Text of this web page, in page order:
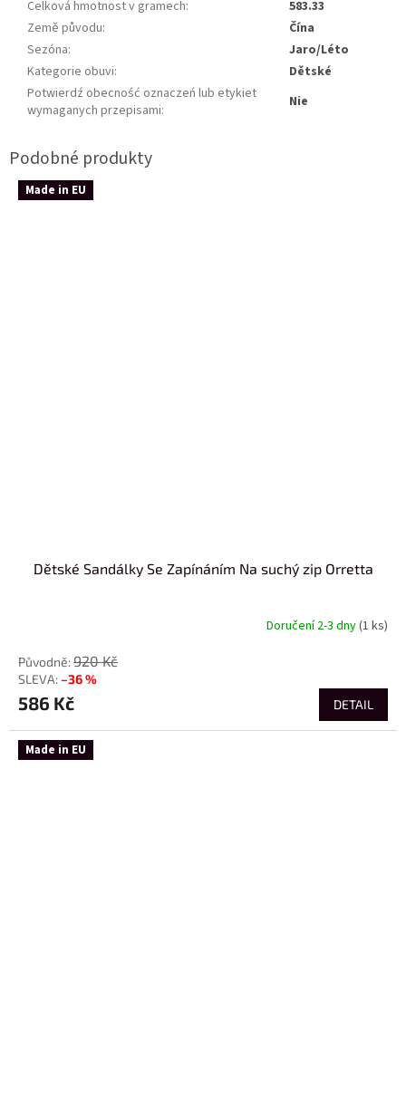
Celková hmotnost v gramech:
583.33
Země původu:
Čína
Sezóna:
Jaro/Léto
Kategorie obuvi:
Dětské
Potwierdź obecność oznaczeń lub etykiet
wymaganych przepisami: Nie
Made in EU
Dětské Sandálky Se Zapínáním Na suchý zip Orretta
Doručení 2-3 dny(1 ks)
920 Kč
–36 %
586 Kč DETAIL
Made in EU